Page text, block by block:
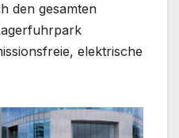
den gesamten
elektrische